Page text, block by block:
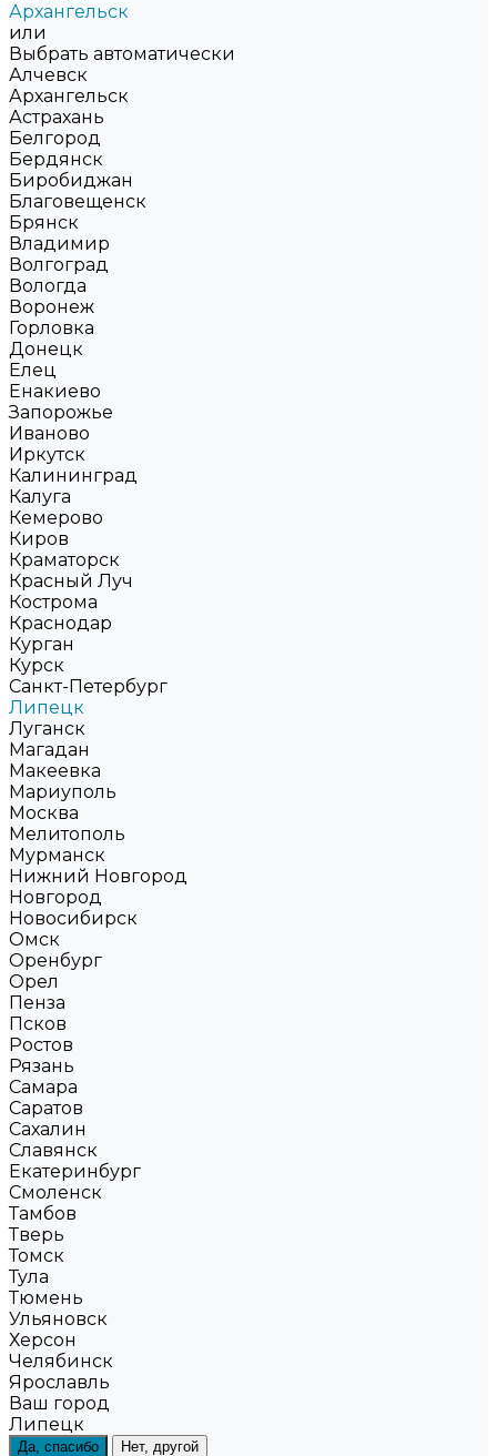
Архангельск
или
Выбрать автоматически
Алчевск
Архангельск
Астрахань
Белгород
Бердянск
Биробиджан
Благовещенск
Брянск
Владимир
Волгоград
Вологда
Воронеж
Горловка
Донецк
Елец
Енакиево
Запорожье
Иваново
Иркутск
Калининград
Калуга
Кемерово
Киров
Краматорск
Красный Луч
Кострома
Краснодар
Курган
Курск
Санкт-Петербург
Липецк
Луганск
Магадан
Макеевка
Мариуполь
Москва
Мелитополь
Мурманск
Нижний Новгород
Новгород
Новосибирск
Омск
Оренбург
Орел
Пенза
Псков
Ростов
Рязань
Самара
Саратов
Сахалин
Славянск
Екатеринбург
Смоленск
Тамбов
Тверь
Томск
Тула
Тюмень
Ульяновск
Херсон
Челябинск
Ярославль
Ваш город
Липецк
Да, спасибо Нет, другой